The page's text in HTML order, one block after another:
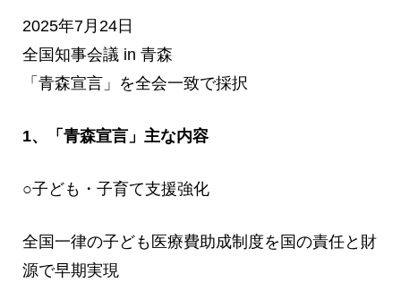
2025年7月24日
全国知事会議 in 青森
「青森宣言」を全会一致で採択
1、「青森宣言」主な内容
○子ども・子育て支援強化
全国一律の子ども医療費助成制度を国の責任と財
源で早期実現